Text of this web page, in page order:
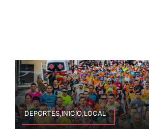
DEPORTES,INICIO,LOCAL